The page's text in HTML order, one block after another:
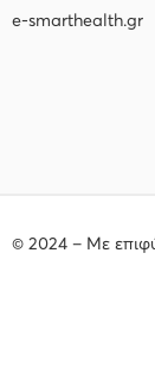
e-smarthealth.gr
© 2024 – Με